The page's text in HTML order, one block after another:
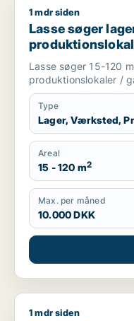
Lasse søger lager,
1 mdr siden
Lasse søger
Storkøbenhavn
Lasse søger 15-120
produktionslokaler /
Type
Lager, Værksted,
Areal
15 - 120 m2
Max. per måned
10.000 DKK
Bo søger lager,
1 mdr siden